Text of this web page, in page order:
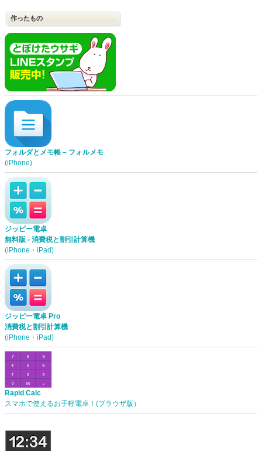
作ったもの
フォルダとメモ帳 – フォルメモ
(iPhone)
ジッピー電卓
無料版 - 消費税と割引計算機
(iPhone・iPad)
ジッピー電卓 Pro
消費税と割引計算機
(iPhone・iPad)
Rapid Calc
スマホで使えるお手軽電卓！(ブラウザ版）